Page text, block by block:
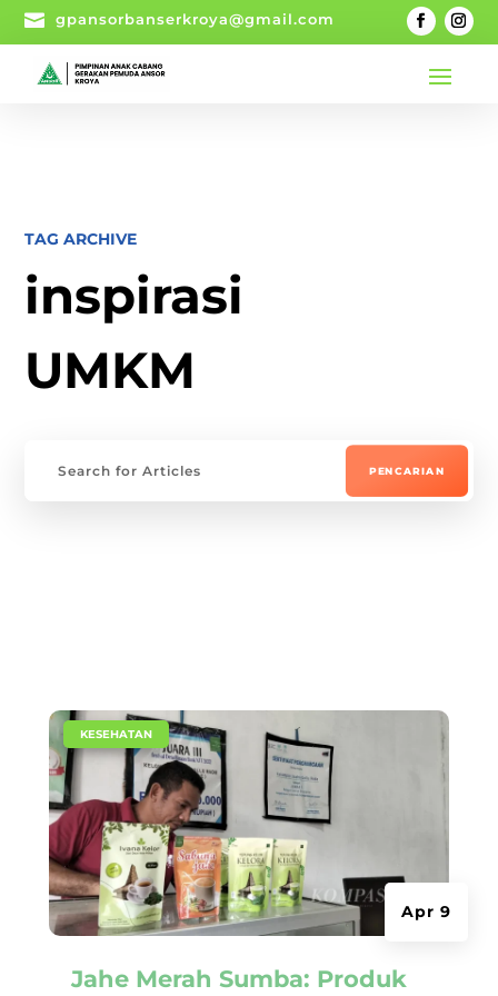
 gpansorbanserkroya@gmail.com
TAG ARCHIVE
inspirasi
UMKM
Jahe Merah Sumba: Produk
Apr 9
KESEHATAN